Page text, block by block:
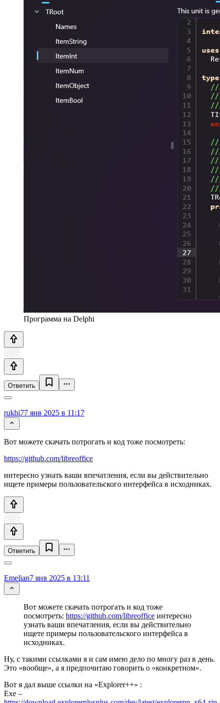
Программа на Delphi
Ответить
rukhi77 янв 2025 в 11:17
Вот можете скачать потрогать и код тоже посмотреть:
https://github.com/libreoffice
интересно узнать ваши впечатления, если вы действительно
ищете примеры пользовательского интерфейса в исходниках.
Ответить
Emelian7 янв 2025 в 13:11
Вот можете скачать потрогать и код тоже
посмотреть: https://github.com/libreoffice интересно
узнать ваши впечатления, если вы действительно
ищете примеры пользовательского интерфейса в
исходниках.
Ну, с такими ссылками я и сам имею дело по многу раз в день.
Это «вообще», а я предпочитаю говорить о «конкретном».
Вот я дал выше ссылки на «Explorer++» :
Exe –